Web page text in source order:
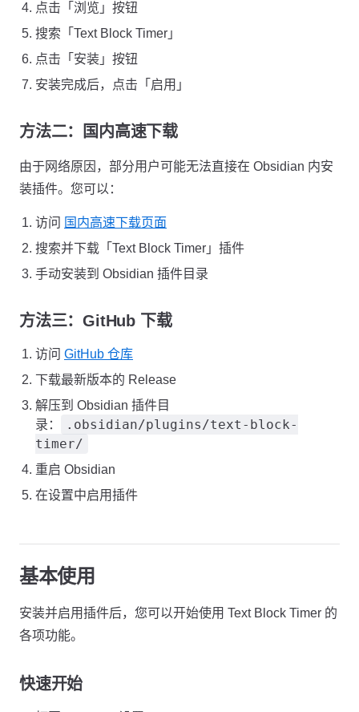
点击「浏览」按钮
搜索「Text Block Timer」
点击「安装」按钮
安装完成后，点击「启用」
方法二：国内高速下载
由于网络原因，部分用户可能无法直接在 Obsidian 内安
装插件。您可以：
访问 国内高速下载页面
搜索并下载「Text Block Timer」插件
手动安装到 Obsidian 插件目录
方法三：GitHub 下载
访问 GitHub 仓库
下载最新版本的 Release
解压到 Obsidian 插件目
录：
.obsidian/plugins/text-block-
timer/
重启 Obsidian
在设置中启用插件
基本使用
安装并启用插件后，您可以开始使用 Text Block Timer 的
各项功能。
快速开始